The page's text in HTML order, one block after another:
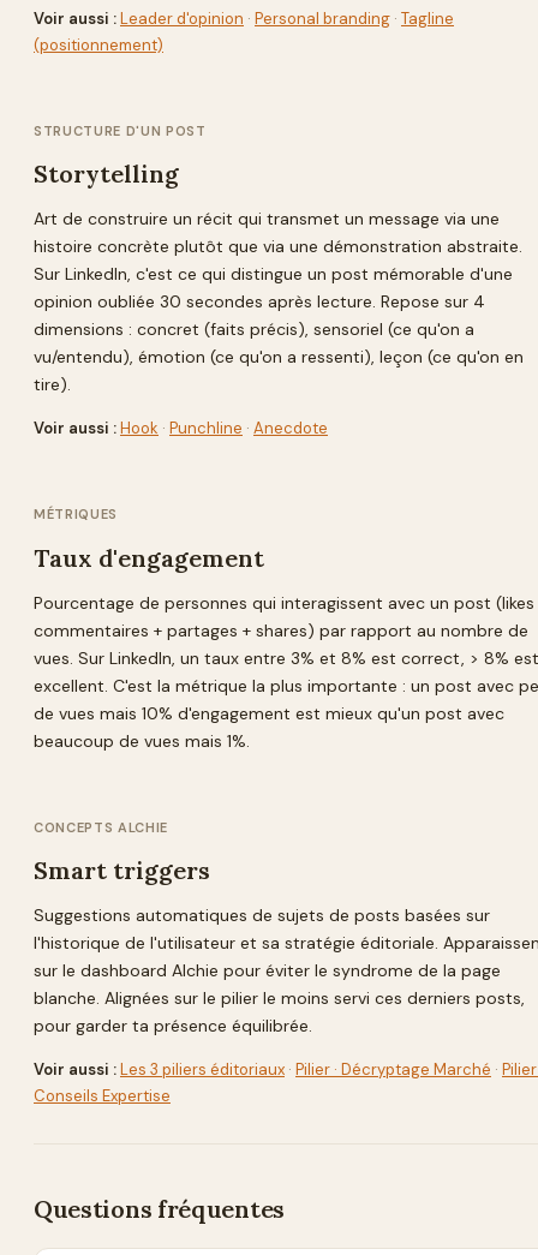
Voir aussi :Leader d'opinion · Personal branding · Tagline
(positionnement)
STRUCTURE D'UN POST
Storytelling
Art de construire un récit qui transmet un message via une
histoire concrète plutôt que via une démonstration abstraite.
Sur LinkedIn, c'est ce qui distingue un post mémorable d'une
opinion oubliée 30 secondes après lecture. Repose sur 4
dimensions : concret (faits précis), sensoriel (ce qu'on a
vu/entendu), émotion (ce qu'on a ressenti), leçon (ce qu'on en
tire).
Voir aussi :Hook · Punchline · Anecdote
MÉTRIQUES
Taux d'engagement
Pourcentage de personnes qui interagissent avec un post (likes
commentaires + partages + shares) par rapport au nombre de
vues. Sur LinkedIn, un taux entre 3% et 8% est correct, > 8% est
excellent. C'est la métrique la plus importante : un post avec
de vues mais 10% d'engagement est mieux qu'un post avec
beaucoup de vues mais 1%.
CONCEPTS ALCHIE
Smart triggers
Suggestions automatiques de sujets de posts basées sur
l'historique de l'utilisateur et sa stratégie éditoriale.
sur le dashboard Alchie pour éviter le syndrome de la page
blanche. Alignées sur le pilier le moins servi ces derniers posts,
pour garder ta présence équilibrée.
Voir aussi :Les 3 piliers éditoriaux · Pilier · Décryptage Marché · Pilier
Conseils Expertise
Questions fréquentes